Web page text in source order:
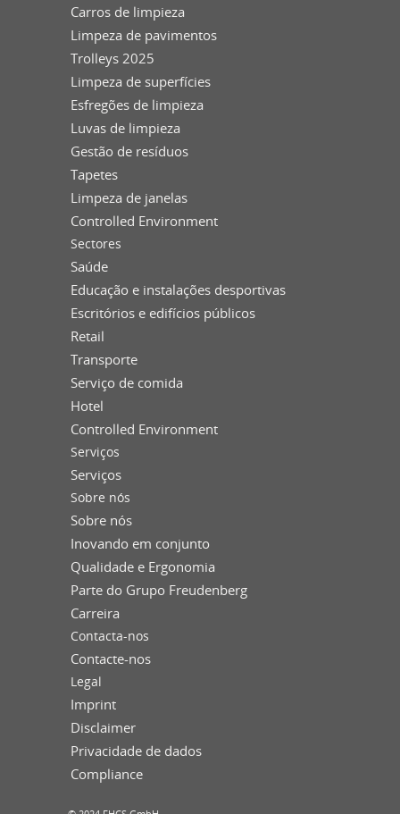
Carros de limpieza
Limpeza de pavimentos
Trolleys 2025
Limpeza de superfícies
Esfregões de limpieza
Luvas de limpieza
Gestão de resíduos
Tapetes
Limpeza de janelas
Controlled Environment
Sectores
Saúde
Educação e instalações desportivas
Escritórios e edifícios públicos
Retail
Transporte
Serviço de comida
Hotel
Controlled Environment
Serviços
Serviços
Sobre nós
Sobre nós
Inovando em conjunto
Qualidade e Ergonomia
Parte do Grupo Freudenberg
Carreira
Contacta-nos
Contacte-nos
Legal
Imprint
Disclaimer
Privacidade de dados
Compliance